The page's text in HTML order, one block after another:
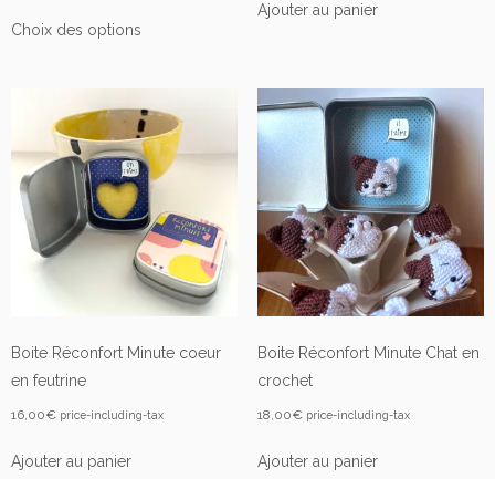
Choix des options
Ajouter au panier
Boite Réconfort Minute coeur
en feutrine
16,00€ price-including-tax
Ajouter au panier
Boite Réconfort Minute Chat en
crochet
18,00€ price-including-tax
Ajouter au panier